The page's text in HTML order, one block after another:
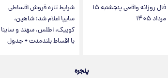
فال روزانه واقعی پنجشنبه ۱۵
مرداد ۱۴۰۵
شرایط تازه فروش اقساطی
سایپا اعلام شد؛ شاهین،
کوییک، اطلس، سهند و ساینا
با اقساط بلندمدت + جدول
پنجره